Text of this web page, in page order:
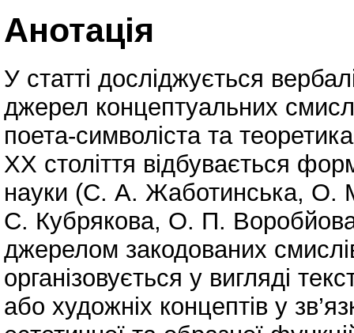
Анотація
У статті досліджується
джерел концептуальних
поета-символіста та
XX століття відбувається
науки (С. А. Жаботинська, О.
С. Кубрякова, О. П.
джерелом закодованих
організовується у вигляді
або художніх концептів у